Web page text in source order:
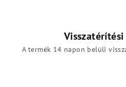
A termék 14 napon belüli